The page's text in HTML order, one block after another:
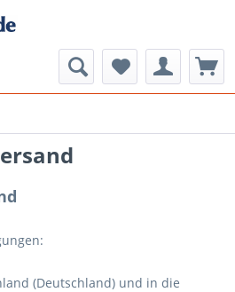
(Deutschland) und in die